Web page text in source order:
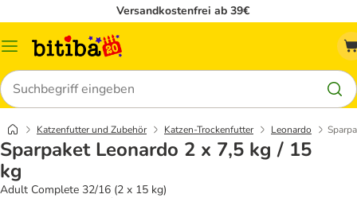
Versandkostenfrei ab 39€
Menü
Suchen
Katzenfutter und Zubehör Katzen-Trockenfutter Leonardo
Sparpaket Leonardo 2 x 7,5 kg / 15
kg
Adult Complete 32/16 (2 x 15 kg)